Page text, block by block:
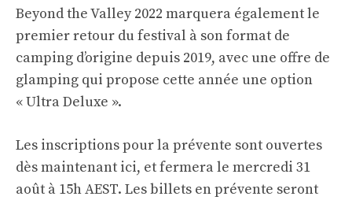
Beyond the Valley 2022 marquera également le
premier retour du festival à son format de
camping d’origine depuis 2019, avec une offre de
glamping qui propose cette année une option
« Ultra Deluxe ».
Les inscriptions pour la prévente sont ouvertes
dès maintenant ici, et fermera le mercredi 31
août à 15h AEST. Les billets en prévente seront